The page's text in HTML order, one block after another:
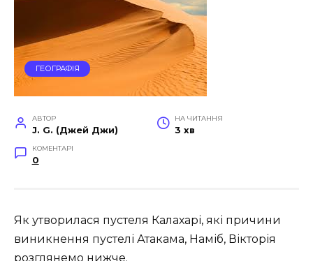
ГЕОГРАФІЯ
АВТОР
J. G. (Джей Джи)
НА ЧИТАННЯ
3 хв
КОМЕНТАРІ
0
Як утворилася пустеля Калахарі, які причини
виникнення пустелі Атакама, Наміб, Вікторія
розглянемо нижче.